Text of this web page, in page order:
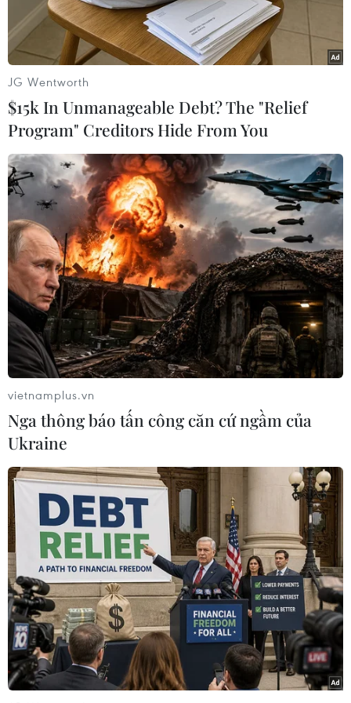
(Ảnh: Reuters/TTXVN)
Trong một cuộc phỏng vấn phát ngày 17/6, Giám
đốc điều hành (CEO) của OpenAI, ông Sam
Altman, cho biết Meta - đối thủ cạnh tranh của
OpenAI, cũng là công ty mẹ của Facebook - đã
từng đưa ra mức lương lên tới 100 triệu USD
ChatGPT để củng cố đội ngũ trí tuệ nhân tạo (AI)
tạo sinh của họ.
nói rõ Meta đã đề xuất mức lương hào phóng
lên tới hơn 100 triệu USD/năm cho rất nhiều
nhân viên giỏi của ông nhưng cho đến nay,
chưa có ai trong số này nhận lời.
Meta hiện chưa đưa phản hồi về thông tin trên.
Trước đó, gã khổng lồ mạng xã hội này đã đầu
tư hàng tỷ USD vào công nghệ AI trong cuộc đua
ngày càng gay gắt với các đối thủ như OpenAI,
Google và Microsoft.
JG Wentworth
$15k In Unmanageable Debt? The "Relief
Program" Creditors Hide From You
vietnamplus.vn
Nga thông báo tấn công căn cứ ngầm của
Ukraine